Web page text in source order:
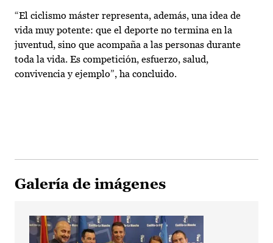
“El ciclismo máster representa, además, una idea de
vida muy potente: que el deporte no termina en la
juventud, sino que acompaña a las personas durante
toda la vida. Es competición, esfuerzo, salud,
convivencia y ejemplo”, ha concluido.
Galería de imágenes